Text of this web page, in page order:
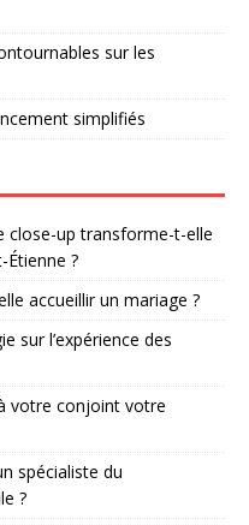
sur les
simplifiés
close-up transforme-t-elle
Étienne ?
accueillir un mariage ?
sur l’expérience des
votre conjoint votre
spécialiste du
?